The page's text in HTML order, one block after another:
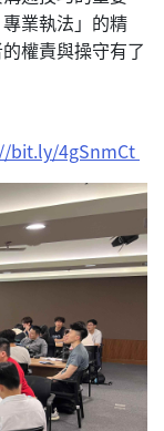
業執法」的精
權責與操守有了
bit.ly/4gSnmCt